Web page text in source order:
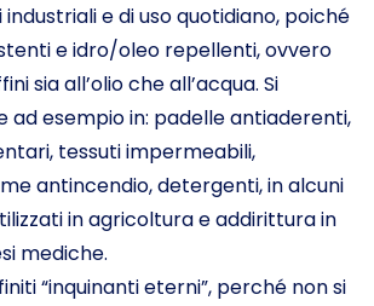
e di uso quotidiano, poiché
e idro/oleo repellenti, ovvero
sia all’olio che all’acqua. Si
ad esempio in: padelle antiaderenti,
tessuti impermeabili,
antincendio, detergenti, in alcuni
in agricoltura e addirittura in
mediche.
“inquinanti eterni”, perché non si